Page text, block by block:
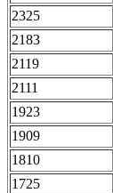
2325
2183
2119
2111
1923
1909
1810
1725